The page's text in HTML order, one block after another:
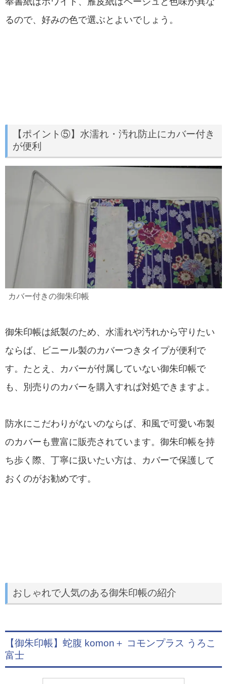
るので、好みの色で選ぶとよいでしょう。
【ポイント⑤】水濡れ・汚れ防止にカバー付き
が便利
カバー付きの御朱印帳
御朱印帳は紙製のため、水濡れや汚れから守りたい
ならば、ビニール製のカバーつきタイプが便利で
す。たとえ、カバーが付属していない御朱印帳で
も、別売りのカバーを購入すれば対処できますよ。
防水にこだわりがないのならば、和風で可愛い布製
のカバーも豊富に販売されています。御朱印帳を持
ち歩く際、丁寧に扱いたい方は、カバーで保護して
おくのがお勧めです。
おしゃれで人気のある御朱印帳の紹介
【御朱印帳】蛇腹 komon＋ コモンプラス うろこ
富士